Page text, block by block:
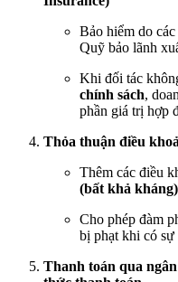
Bảo hiểm do
Quỹ bảo lãnh
Khi đối tác
chính sách,
phần giá trị hợp
Thỏa thuận điều
Thêm các điều
(bất khả kháng)
Cho phép đàm
bị phạt khi có
Thanh toán qua